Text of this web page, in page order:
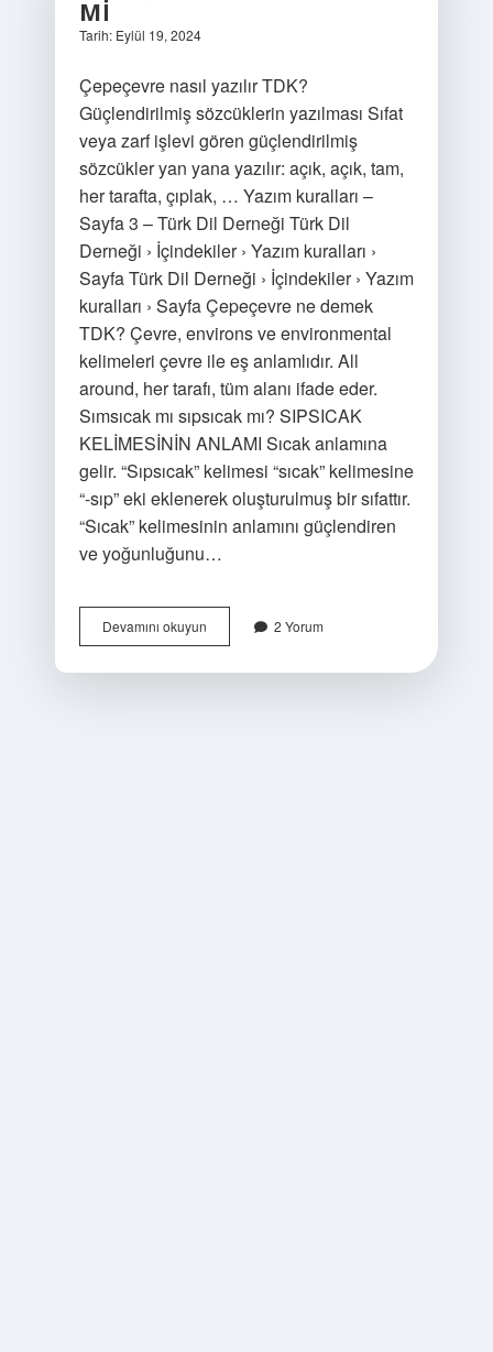
MI
Tarih: Eylül 19, 2024
Çepeçevre nasıl yazılır TDK?
Güçlendirilmiş sözcüklerin yazılması Sıfat
veya zarf işlevi gören güçlendirilmiş
sözcükler yan yana yazılır: açık, açık, tam,
her tarafta, çıplak, … Yazım kuralları –
Sayfa 3 – Türk Dil Derneği Türk Dil
Derneği › İçindekiler › Yazım kuralları ›
Sayfa Türk Dil Derneği › İçindekiler › Yazım
kuralları › Sayfa Çepeçevre ne demek
TDK? Çevre, environs ve environmental
kelimeleri çevre ile eş anlamlıdır. All
around, her tarafı, tüm alanı ifade eder.
Sımsıcak mı sıpsıcak mı? SIPSICAK
KELİMESİNİN ANLAMI Sıcak anlamına
gelir. “Sıpsıcak” kelimesi “sıcak” kelimesine
“-sıp” eki eklenerek oluşturulmuş bir sıfattır.
“Sıcak” kelimesinin anlamını güçlendiren
ve yoğunluğunu…
Devamını okuyunÇepeçevre
Mi
2 Yorum